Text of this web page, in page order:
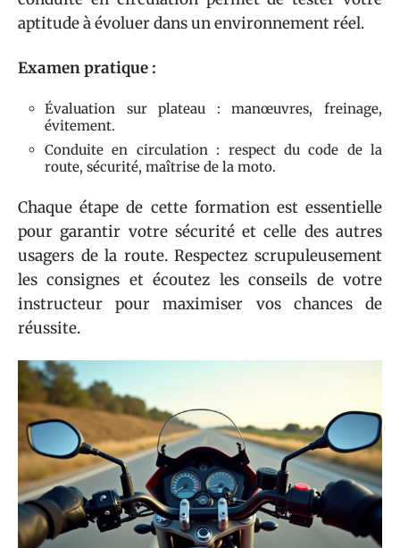
aptitude à évoluer dans un environnement réel.
Examen pratique :
Évaluation sur plateau : manœuvres, freinage,
évitement.
Conduite en circulation : respect du code de la
route, sécurité, maîtrise de la moto.
Chaque étape de cette formation est essentielle
pour garantir votre sécurité et celle des autres
usagers de la route. Respectez scrupuleusement
les consignes et écoutez les conseils de votre
instructeur pour maximiser vos chances de
réussite.